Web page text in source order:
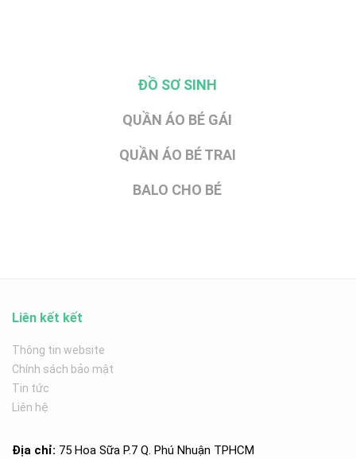
ĐỒ SƠ SINH
QUẦN ÁO BÉ GÁI
QUẦN ÁO BÉ TRAI
BALO CHO BÉ
Liên kết kết
Thông tin website
Chính sách bảo mật
Tin tức
Liên hệ
Địa chỉ: 75 Hoa Sữa P.7 Q. Phú Nhuận TPHCM